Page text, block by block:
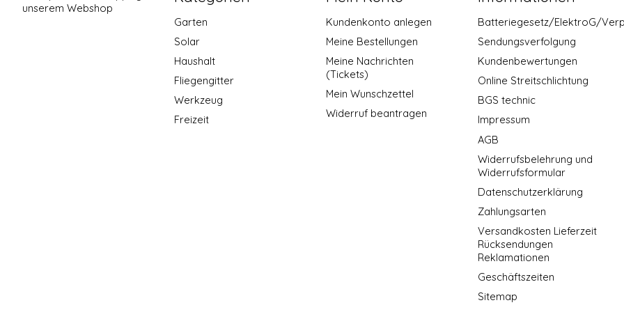
unserem Webshop
Garten
Solar
Haushalt
Fliegengitter
Werkzeug
Freizeit
Kundenkonto anlegen
Meine Bestellungen
Meine Nachrichten
(Tickets)
Mein Wunschzettel
Widerruf beantragen
Batteriegesetz/ElektroG/
Sendungsverfolgung
Kundenbewertungen
Online Streitschlichtung
BGS technic
Impressum
AGB
Widerrufsbelehrung und
Widerrufsformular
Datenschutzerklärung
Zahlungsarten
Versandkosten Lieferzeit
Rücksendungen
Reklamationen
Geschäftszeiten
Sitemap